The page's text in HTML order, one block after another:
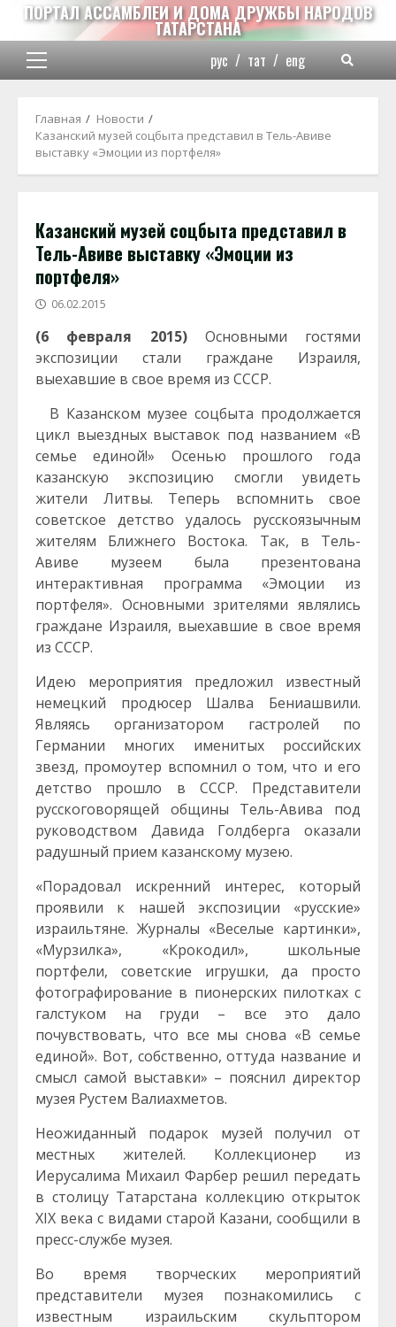
Перейти
содержимому
ПОРТАЛ АССАМБЛЕИ И ДОМА ДРУЖБЫ НАРОДОВ
ТАТАРСТАНА
Основное
рус / тат / eng
Главная
Новости
Казанский музей соцбыта представил в Тель-Авиве
выставку «Эмоции из портфеля»
Казанский музей соцбыта представил в
Тель-Авиве выставку «Эмоции из
портфеля»
06.02.2015
(6 февраля 2015)Основными гостями
экспозиции стали граждане Израиля,
выехавшие в свое время из СССР.
В Казанском музее соцбыта продолжается
цикл выездных выставок под названием «В
семье единой!» Осенью прошлого года
казанскую экспозицию смогли увидеть
жители Литвы. Теперь вспомнить свое
советское детство удалось русскоязычным
жителям Ближнего Востока. Так, в Тель-
Авиве музеем была презентована
интерактивная программа «Эмоции из
портфеля». Основными зрителями являлись
граждане Израиля, выехавшие в свое время
из СССР.
Идею мероприятия предложил известный
немецкий продюсер Шалва Бениашвили.
Являясь организатором гастролей по
Германии многих именитых российских
звезд, промоутер вспомнил о том, что и его
детство прошло в СССР. Представители
русскоговорящей общины Тель-Авива под
руководством Давида Голдберга оказали
радушный прием казанскому музею.
«Порадовал искренний интерес, который
проявили к нашей экспозиции «русские»
израильтяне. Журналы «Веселые картинки»,
«Мурзилка», «Крокодил», школьные
портфели, советские игрушки, да просто
фотографирование в пионерских пилотках с
галстуком на груди – все это дало
почувствовать, что все мы снова «В семье
единой». Вот, собственно, оттуда название и
смысл самой выставки» – пояснил директор
музея Рустем Валиахметов.
Неожиданный подарок музей получил от
местных жителей. Коллекционер из
Иерусалима Михаил Фарбер решил передать
в столицу Татарстана коллекцию открыток
XIX века с видами старой Казани, сообщили в
пресс-службе музея.
Во время творческих мероприятий
представители музея познакомились с
известным израильским скульптором